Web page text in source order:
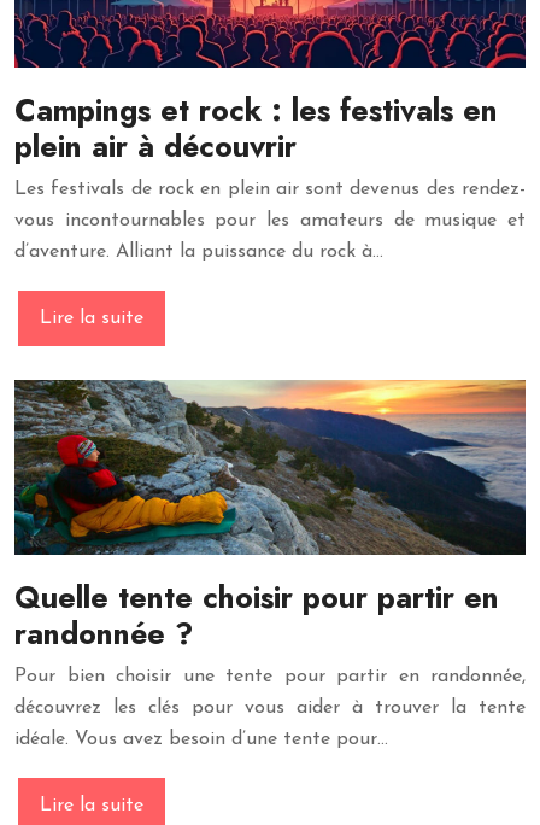
Campings et rock : les festivals en
plein air à découvrir
Les festivals de rock en plein air sont devenus des rendez-
vous incontournables pour les amateurs de musique et
d’aventure. Alliant la puissance du rock à…
Lire la suite
Quelle tente choisir pour partir en
randonnée ?
Pour bien choisir une tente pour partir en randonnée,
découvrez les clés pour vous aider à trouver la tente
idéale. Vous avez besoin d’une tente pour…
Lire la suite